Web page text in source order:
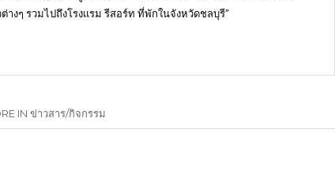
างๆ รวมไปถึงโรงแรม รีสอร์ท ที่พักในจังหวัดชลบุรี”
IN ข่าวสาร/กิจกรรม